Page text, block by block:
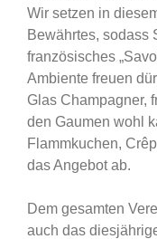
Wir setzen in
Bewährtes, sodass
französisches
Ambiente freuen
Glas Champagner,
den Gaumen wohl
Flammkuchen,
das Angebot ab.
Dem gesamten
auch das